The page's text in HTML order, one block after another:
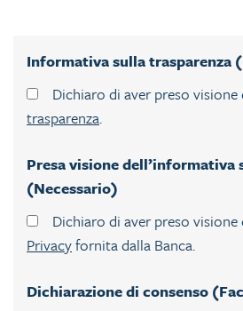
Informativa sulla trasparenza
Dichiaro di aver preso visione
trasparenza.
Presa visione dell’informativa
(Necessario)
Dichiaro di aver preso visione
Privacyfornita dalla Banca.
Dichiarazione di consenso